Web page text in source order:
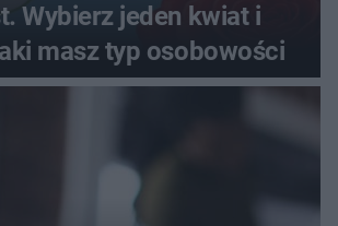
Wybierz jeden kwiat i
masz typ osobowości